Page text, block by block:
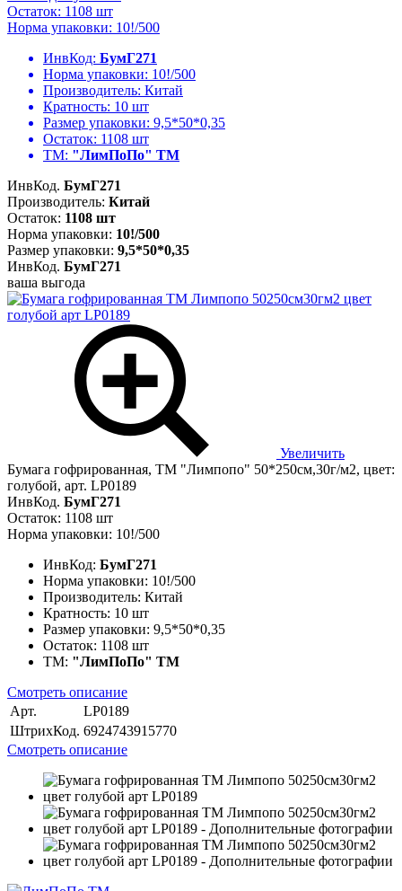
Остаток: 1108 шт
Норма упаковки: 10!/500
ИнвКод: БумГ271
Норма упаковки: 10!/500
Производитель: Китай
Кратность: 10 шт
Размер упаковки: 9,5*50*0,35
Остаток: 1108 шт
ТМ: "ЛимПоПо" ТМ
ИнвКод. БумГ271
Производитель: Китай
Остаток: 1108 шт
Норма упаковки: 10!/500
Размер упаковки: 9,5*50*0,35
ИнвКод. БумГ271
ваша выгода
Увеличить
Бумага гофрированная, ТМ "Лимпопо" 50*250см,30г/м2, цвет:
голубой, арт. LP0189
ИнвКод. БумГ271
Остаток: 1108 шт
Норма упаковки: 10!/500
ИнвКод: БумГ271
Норма упаковки: 10!/500
Производитель: Китай
Кратность: 10 шт
Размер упаковки: 9,5*50*0,35
Остаток: 1108 шт
ТМ: "ЛимПоПо" ТМ
Смотреть описание
Арт.
LP0189
ШтрихКод. 6924743915770
Смотреть описание